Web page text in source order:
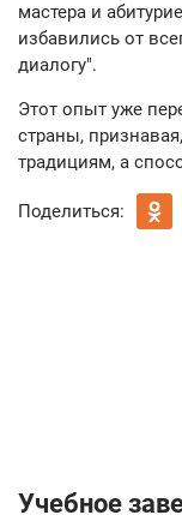
мастера и
избавились от
диалогу".
Этот опыт уже
страны,
традициям, а
Поделиться:
Учебное